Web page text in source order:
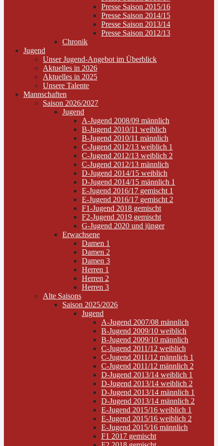
Presse Saison 2015/16
Presse Saison 2014/15
Presse Saison 2013/14
Presse Saison 2012/13
Chronik
Jugend
Unser Jugend-Angebot im Überblick
Aktuelles in 2026
Aktuelles in 2025
Unsere Talente
Mannschaften
Saison 2026/2027
Jugend
A-Jugend 2008/09 männlich
B-Jugend 2010/11 weiblich
B-Jugend 2010/11 männlich
C-Jugend 2012/13 weiblich 1
C-Jugend 2012/13 weiblich 2
C-Jugend 2012/13 männlich
D-Jugend 2014/15 weiblich
D-Jugend 2014/15 männlich 1
E-Jugend 2016/17 gemischt 1
E-Jugend 2016/17 gemischt 2
F1-Jugend 2018 gemischt
F2-Jugend 2019 gemischt
G-Jugend 2020 und jünger
Erwachsene
Damen 1
Damen 2
Damen 3
Herren 1
Herren 2
Herren 3
Alte Saisons
Saison 2025/2026
Jugend
A-Jugend 2007/08 männlich
B-Jugend 2009/10 weiblich
B-Jugend 2009/10 männlich
C-Jugend 2011/12 weiblich
C-Jugend 2011/12 männlich 1
C-Jugend 2011/12 männlich 2
D-Jugend 2013/14 weiblich 1
D-Jugend 2013/14 weiblich 2
D-Jugend 2013/14 männlich 1
D-Jugend 2013/14 männlich 2
E-Jugend 2015/16 weiblich 1
E-Jugend 2015/16 weiblich 2
E-Jugend 2015/16 männlich
F1 2017 gemischt